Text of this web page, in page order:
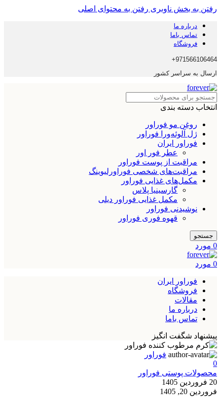
رفتن به بخش ناوبری رفتن به محتوای اصلی
درباره ما
تماس باما
فروشگاه
971566106464+
ارسال به سراسر کشور
انتخاب دسته بندی
روغن مو فوراور
ژل آلوئه‌ورا فوراور
فوراور ایران
عطر فور اور
مراقبت از پوست فوراور
مراقبت‌های شخصی فوراورلیوینگ
مکمل‌های غذایی فوراور
گارسینیا پلاس
مکمل غذایی فوراور دیلی
نوشیدنی فوراور
قهوه فوری فوراور
جستجو
0 مورد
0 مورد
فوراور ایران
فروشگاه
مقالات
درباره ما
تماس باما
پیشنهاد شگفت انگیز
فوراور
0
محصولات پوستی فوراور
20 فروردین 1405
فروردین 20, 1405